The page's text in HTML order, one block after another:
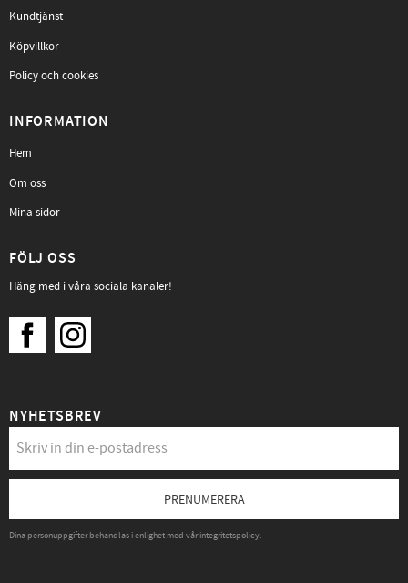
Kundtjänst
Köpvillkor
Policy och cookies
INFORMATION
Hem
Om oss
Mina sidor
FÖLJ OSS
Häng med i våra sociala kanaler!
NYHETSBREV
PRENUMERERA
Dina personuppgifter behandlas i enlighet med vårintegritetspolicy.